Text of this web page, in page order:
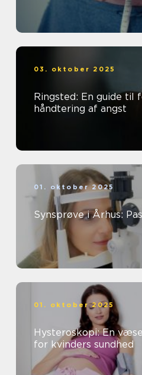
03. oktober 2025
Ringsted: En guide til
håndtering af angst
01. oktober 2025
Synsprøve i Århus:
01. oktober 2025
Hysteroskopi: En
for kvinders sundhed